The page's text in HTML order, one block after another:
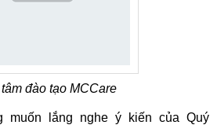
đào tạo MCCare
muốn lắng nghe ý kiến của Quý